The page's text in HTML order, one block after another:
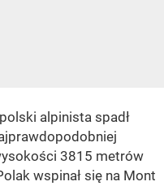
alpinista spadł
3815 metrów
wspinał się na Mont